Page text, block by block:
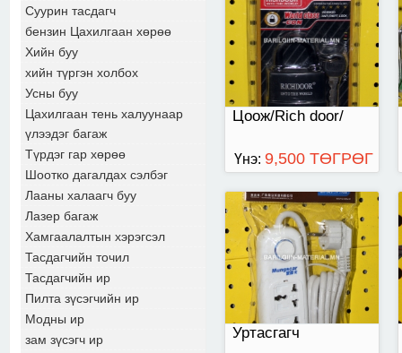
Суурин тасдагч
бензин Цахилгаан хөрөө
Хийн буу
хийн түргэн холбох
Усны буу
Цахилгаан тень халуунаар
үлээдэг багаж
Түрдэг гар хөрөө
Шоотко дагалдах сэлбэг
Лааны халаагч буу
Лазер багаж
Хамгаалалтын хэрэгсэл
Тасдагчийн точил
Тасдагчийн ир
Пилта зүсэгчийн ир
Модны ир
зам зүсэгч ир
Цоож/Rich door/
Үнэ: 9,500 ТӨГРӨГ
Уртасгагч
2м 25а-тай 3-тай
GP903